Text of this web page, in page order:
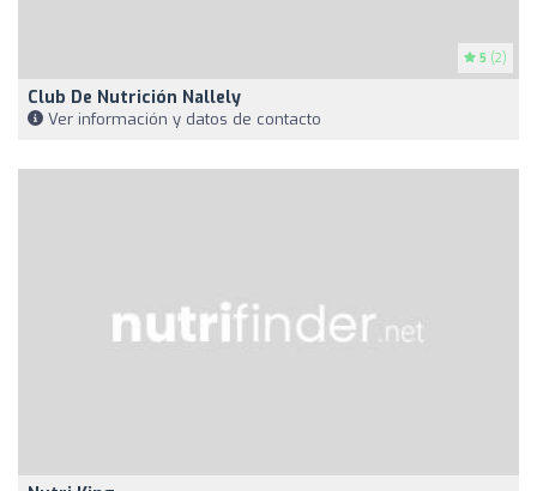
5 (2)
Club De Nutrición Nallely
Ver información y datos de contacto